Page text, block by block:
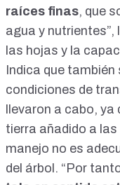
raíces finas, que
agua y nutrientes”,
las hojas y la
Indica que
condiciones de
llevaron a cabo, ya
tierra añadido a
manejo no es
del árbol. “Por